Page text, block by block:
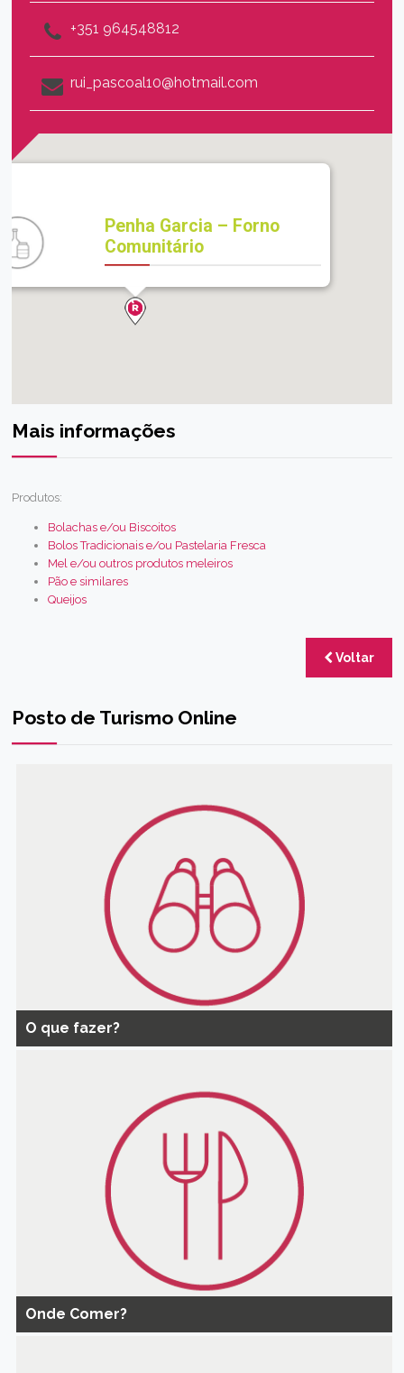
+351 964548812
rui_pascoal10@hotmail.com
Penha Garcia – Forno
Comunitário
Mais informações
Produtos:
Bolachas e/ou Biscoitos
Bolos Tradicionais e/ou Pastelaria Fresca
Mel e/ou outros produtos meleiros
Pão e similares
Queijos
Voltar
Posto de Turismo Online
O que fazer?
Onde Comer?